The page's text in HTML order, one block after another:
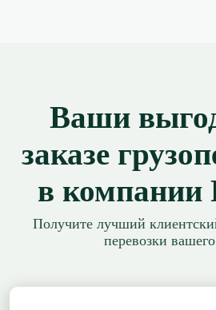
Ваши
заказе
в компании
Получите лучший
перевозки вашего